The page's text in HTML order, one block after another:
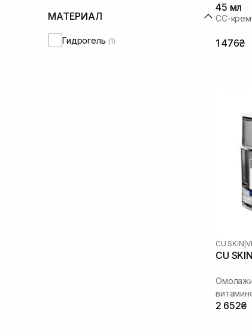
Экстракт центеллы азиатской
Ниацинамид
МАТЕРИАЛ
Гидрогель (1)
45 мл
СС-крем
1 476₴
CU SKIN |
CU
2 652₴